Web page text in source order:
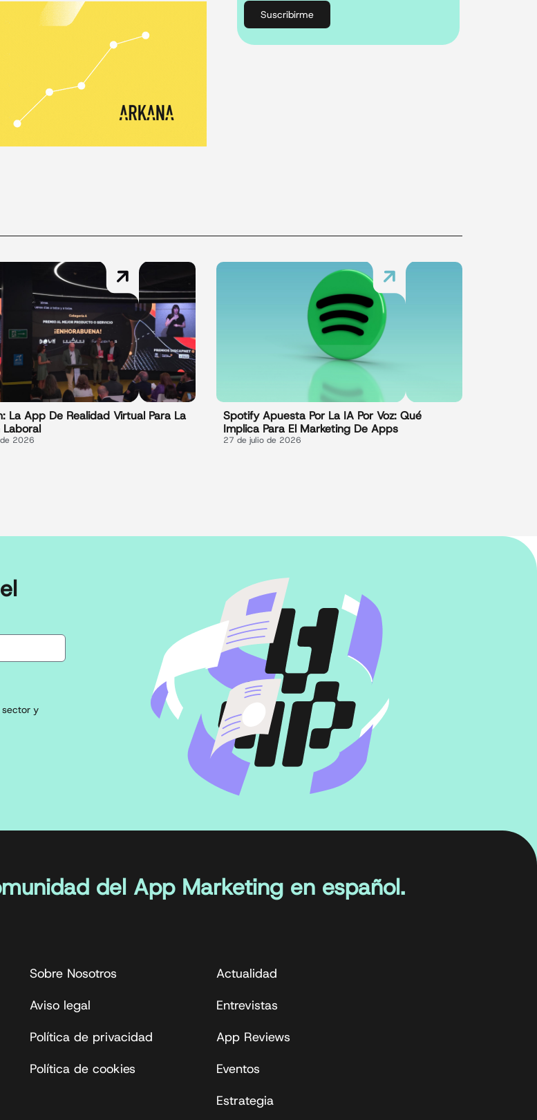
Suscribirme
La App De Realidad Virtual Para La
Laboral
2026
Spotify Apuesta Por La IA Por Voz: Qué
Implica Para El Marketing De Apps
27 de julio de 2026
sector y
del App Marketing en español.
Sobre Nosotros
Aviso legal
Política de privacidad
Política de cookies
Actualidad
Entrevistas
App Reviews
Eventos
Estrategia